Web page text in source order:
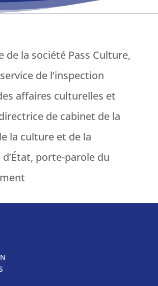
de la société Pass Culture,
de l’inspection
affaires culturelles et
de cabinet de la
la culture et de la
porte-parole du